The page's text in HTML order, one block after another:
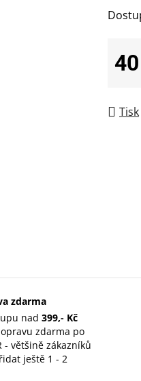
Tisk
zdarma
nad 399,- Kč
zdarma po
- většině zákazníků
ještě 1 - 2